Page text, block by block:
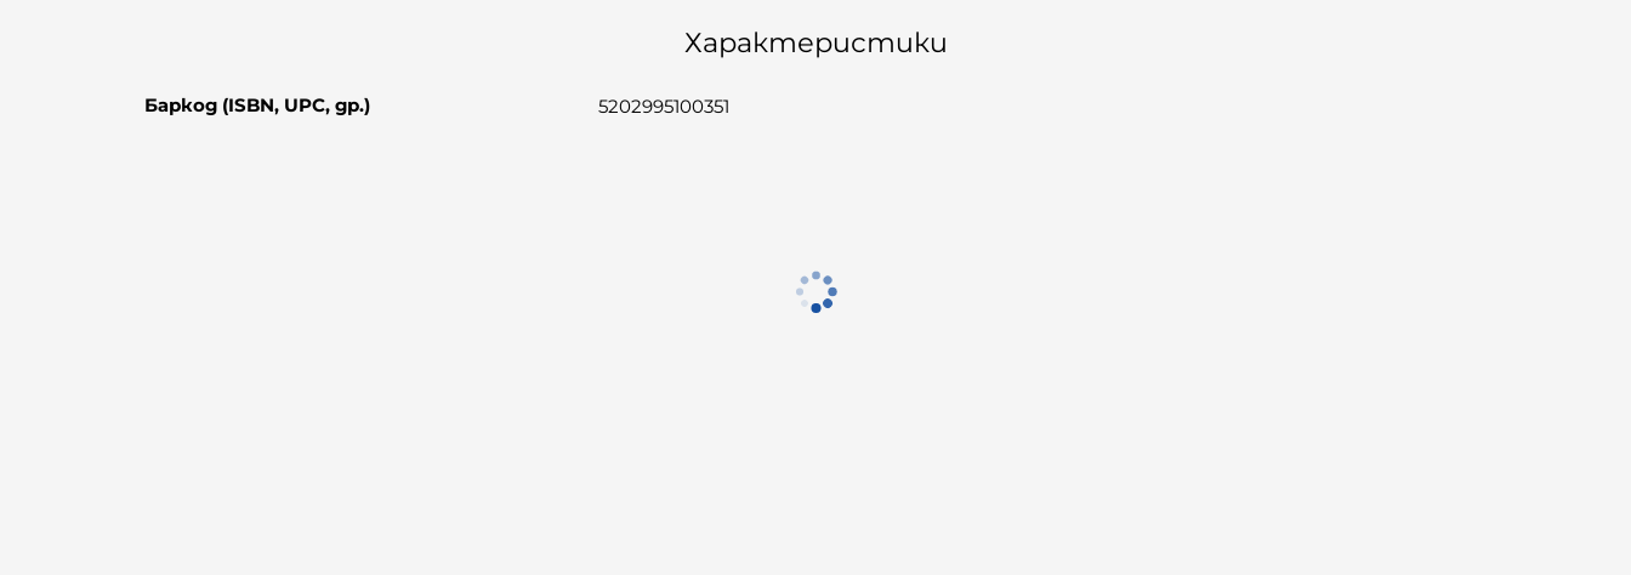
Характеристики
Баркод (ISBN, UPC, др.) 5202995100351